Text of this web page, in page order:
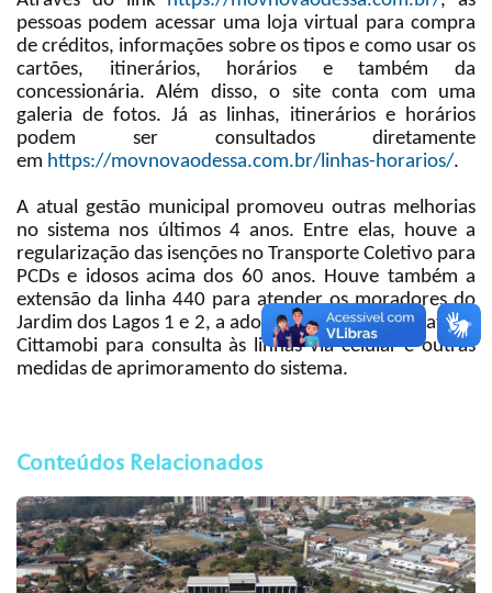
pessoas podem acessar uma loja virtual para compra
de créditos, informações sobre os tipos e como usar os
cartões, itinerários, horários e também da
concessionária. Além disso, o site conta com uma
galeria de fotos. Já as linhas, itinerários e horários
podem ser consultados diretamente
em https://movnovaodessa.com.br/linhas-horarios/.
A atual gestão municipal promoveu outras melhorias
no sistema nos últimos 4 anos. Entre elas, houve a
regularização das isenções no Transporte Coletivo para
PCDs e idosos acima dos 60 anos. Houve também a
extensão da linha 440 para atender os moradores do
Jardim dos Lagos 1 e 2, a adoção do aplicativo gratuito
Cittamobi para consulta às linhas via celular e outras
medidas de aprimoramento do sistema.
Conteúdos Relacionados